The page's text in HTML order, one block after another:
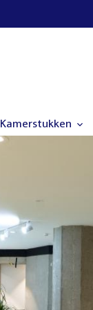
Kamerstukken